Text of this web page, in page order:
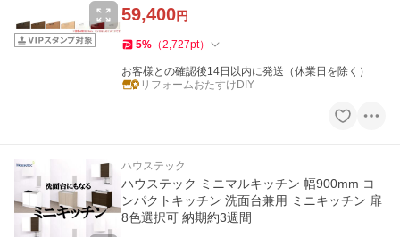
59,400円
5% （2,727pt）
お客様との確認後14日以内に発送（休業日を除く）
リフォームおたすけDIY
ハウステック
ハウステック ミニマルキッチン 幅900mm コ
ンパクトキッチン 洗面台兼用 ミニキッチン 扉
8色選択可 納期約3週間